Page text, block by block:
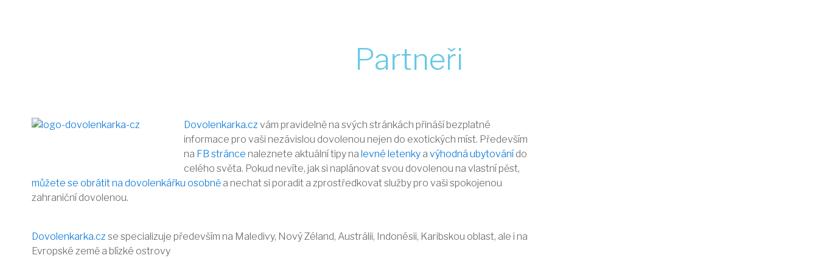
Partneři
Dovolenkarka.cz vám pravidelně na svých stránkách přináší bezplatné
informace pro vaši nezávislou dovolenou nejen do exotických míst. Především
na FB stránce naleznete aktuální tipy na levné letenky a výhodná ubytovánído
celého světa. Pokud nevíte, jak si naplánovat svou dovolenou na vlastní pěst,
můžete se obrátit na dovolenkářku osobně a nechat si poradit a zprostředkovat služby pro vaši spokojenou
zahraniční dovolenou.
Dovolenkarka.cz se specializuje především na Maledivy, Nový Zéland, Austrálii, Indonésii, Karibskou oblast, ale i na
Evropské země a blízké ostrovy